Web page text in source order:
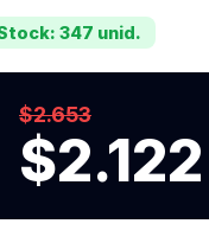
347 unid.
$2.653
$2.122